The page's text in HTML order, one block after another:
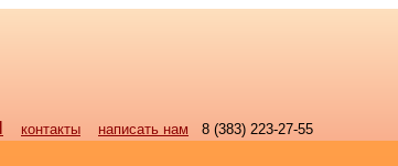
контакты написать нам
8 (383) 223-27-55